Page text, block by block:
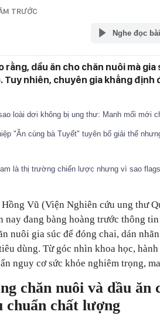
TRƯỚC
Nghe đọc bài
rằng, dầu ăn cho chăn nuôi mà
Tuy nhiên, chuyên gia khẳng định
loài dơi không bị ung thư: Manh mối mới
"Ăn cùng bà Tuyết" tuyên bố giải thể
là thị trường chiến lược nhưng vì sao
Hồng Vũ (Viện Nghiên cứu ung thư
nay đang bàng hoàng trước thông
nuôi gia súc để đóng chai, dán
dùng. Từ góc nhìn khoa học,
nguy cơ sức khỏe nghiêm trọng,
chăn nuôi và dầu ăn
chuẩn chất lượng